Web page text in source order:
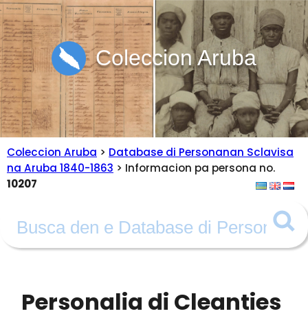
Coleccion Aruba
Coleccion Aruba > Database di Personanan Sclavisa
na Aruba 1840-1863 > Informacion pa persona no.
10207
Personalia di Cleanties